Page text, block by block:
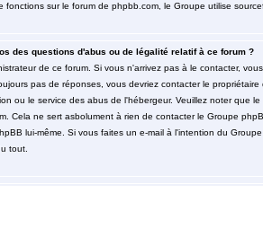
fonctions sur le forum de phpbb.com, le Groupe utilise
des questions d'abus ou de légalité relatif à ce forum ?
de ce forum. Si vous n'arrivez pas à le contacter,
pas de réponses, vous devriez contacter le
ou le service des abus de l'hébergeur. Veuillez noter
Cela ne sert asbolument à rien de contacter le Groupe
lui-même. Si vous faites un e-mail à l'intention du
tout.